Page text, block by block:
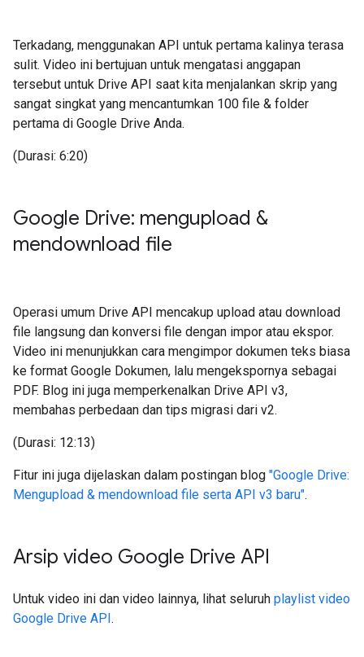
Terkadang, menggunakan API untuk pertama kalinya terasa
sulit. Video ini bertujuan untuk mengatasi anggapan
tersebut untuk Drive API saat kita menjalankan skrip yang
sangat singkat yang mencantumkan 100 file & folder
pertama di Google Drive Anda.
(Durasi: 6:20)
Google Drive: mengupload &
mendownload file
Operasi umum Drive API mencakup upload atau download
file langsung dan konversi file dengan impor atau ekspor.
Video ini menunjukkan cara mengimpor dokumen teks biasa
ke format Google Dokumen, lalu mengekspornya sebagai
PDF. Blog ini juga memperkenalkan Drive API v3,
membahas perbedaan dan tips migrasi dari v2.
(Durasi: 12:13)
Fitur ini juga dijelaskan dalam postingan blog "Google Drive:
Mengupload & mendownload file serta API v3 baru".
Arsip video Google Drive API
Untuk video ini dan video lainnya, lihat seluruh playlist video
Google Drive API.